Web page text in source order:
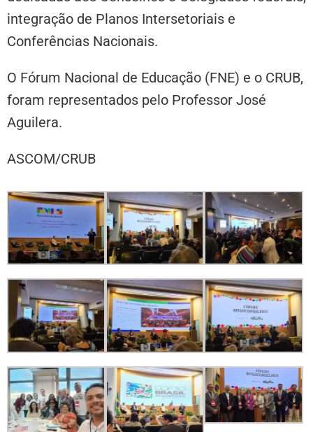
integração de Planos Intersetoriais e
Conferências Nacionais.
O Fórum Nacional de Educação (FNE) e o CRUB,
foram representados pelo Professor José
Aguilera.
ASCOM/CRUB